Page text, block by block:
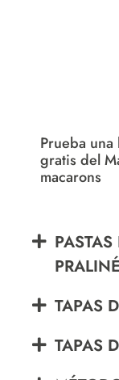
Prueba una
gratis del
macarons
TAPAS
TAPAS